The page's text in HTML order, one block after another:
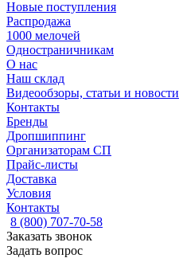
Новые поступления
Распродажа
1000 мелочей
Одностраничникам
О нас
Наш склад
Видеообзоры, статьи и новости
Контакты
Бренды
Дропшиппинг
Организаторам СП
Прайс-листы
Доставка
Условия
Контакты
8 (800) 707-70-58
Заказать звонок
Задать вопрос